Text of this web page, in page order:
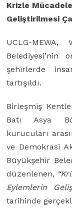
Krizle
Geliştirilmesi
UCLG-
Belediyesi’nin
şehirlerde
tartışıldı.
Birleşmiş
Batı Asya
kurucuları
ve Demokrasi
Büyükşehir
düzenlenen,
Eylemlerin
tarihinde